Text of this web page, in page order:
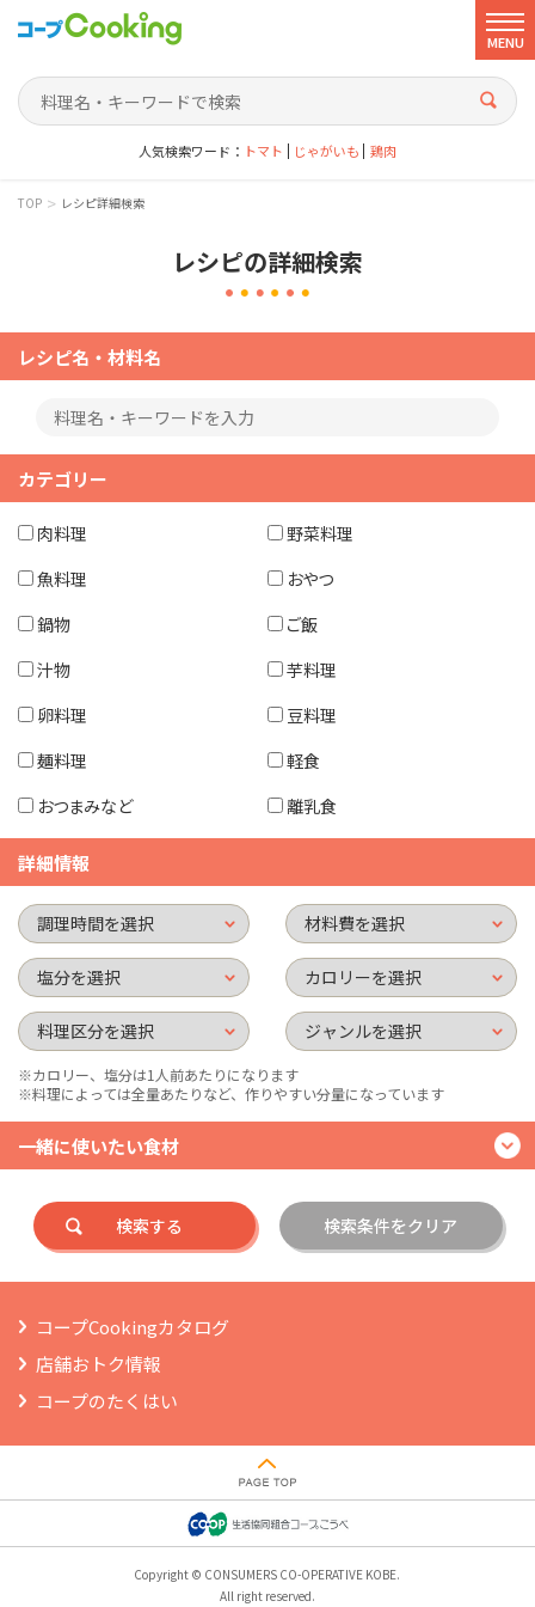
MENU
人気検索ワード： トマト じゃがいも 鶏肉
TOP > レシピ詳細検索
レシピの詳細検索
レシピ名・材料名
カテゴリー
肉料理
野菜料理
魚料理
おやつ
鍋物
ご飯
汁物
芋料理
卵料理
豆料理
麺料理
軽食
おつまみなど
離乳食
詳細情報
※カロリー、塩分は1人前あたりになります
※料理によっては全量あたりなど、作りやすい分量になっています
一緒に使いたい食材
検索する 検索条件をクリア
コープCookingカタログ
店舗おトク情報
コープのたくはい
Copyright © CONSUMERS CO-OPERATIVE KOBE.
All right reserved.